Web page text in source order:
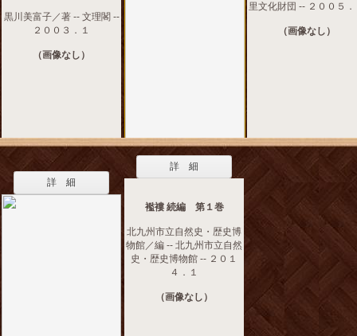
黒川美富子／著 -- 文理閣 --
２００３．１
（画像なし）
里文化財団 -- ２００５
（画像なし）
詳 細
詳 細
襤褸 続編 第１巻
北九州市立自然史・歴史博
物館／編 -- 北九州市立自然
史・歴史博物館 -- ２０１
４．１
（画像なし）